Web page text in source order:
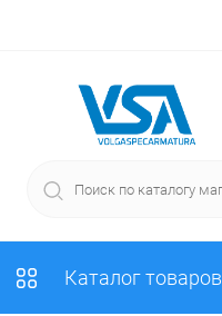
Каталог товаров